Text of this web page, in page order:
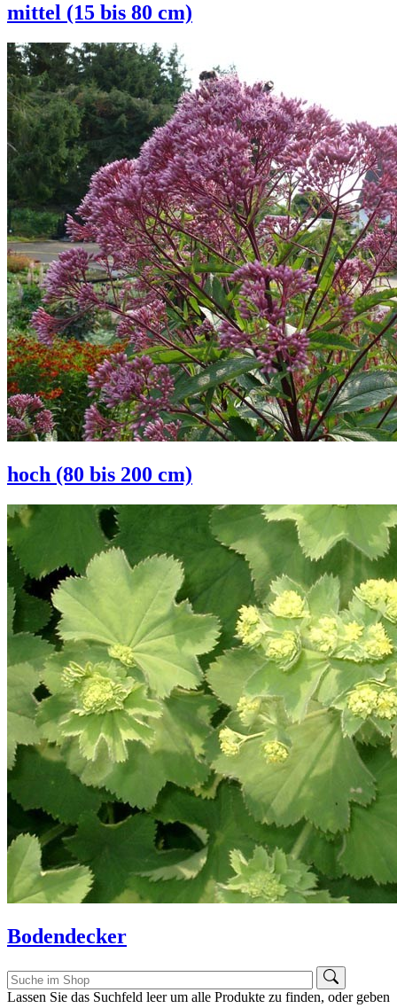
mittel (15 bis 80 cm)
hoch (80 bis 200 cm)
Bodendecker
Lassen Sie das Suchfeld leer um alle Produkte zu finden, oder geben